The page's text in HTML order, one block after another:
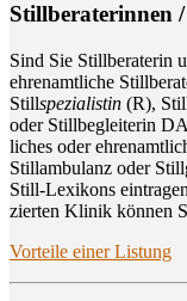
Still­be­ra­te­rin­nen
Sind Sie Still­be­ra­te­rin
ehren­amt­li­che
Stillspe­zia­lis­tin (R),
oder Still­be­glei­te­rin
li­ches oder
Still­am­bu­lanz oder
Still-Lexi­kons
zier­ten Kli­nik kön­nen
Vor­tei­le einer Listung